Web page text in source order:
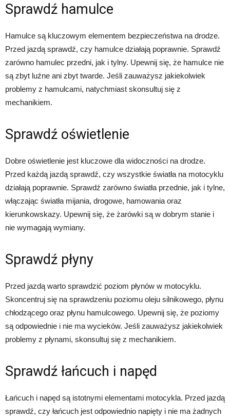
Sprawdź hamulce
Hamulce są kluczowym elementem bezpieczeństwa na drodze.
Przed jazdą sprawdź, czy hamulce działają poprawnie. Sprawdź
zarówno hamulec przedni, jak i tylny. Upewnij się, że hamulce nie
są zbyt luźne ani zbyt twarde. Jeśli zauważysz jakiekolwiek
problemy z hamulcami, natychmiast skonsultuj się z
mechanikiem.
Sprawdź oświetlenie
Dobre oświetlenie jest kluczowe dla widoczności na drodze.
Przed każdą jazdą sprawdź, czy wszystkie światła na motocyklu
działają poprawnie. Sprawdź zarówno światła przednie, jak i tylne,
włączając światła mijania, drogowe, hamowania oraz
kierunkowskazy. Upewnij się, że żarówki są w dobrym stanie i
nie wymagają wymiany.
Sprawdź płyny
Przed jazdą warto sprawdzić poziom płynów w motocyklu.
Skoncentruj się na sprawdzeniu poziomu oleju silnikowego, płynu
chłodzącego oraz płynu hamulcowego. Upewnij się, że poziomy
są odpowiednie i nie ma wycieków. Jeśli zauważysz jakiekolwiek
problemy z płynami, skonsultuj się z mechanikiem.
Sprawdź łańcuch i napęd
Łańcuch i napęd są istotnymi elementami motocykla. Przed jazdą
sprawdź, czy łańcuch jest odpowiednio napięty i nie ma żadnych